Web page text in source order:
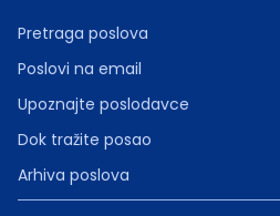
Pretraga poslova
Poslovi na email
Upoznajte poslodavce
Dok tražite posao
Arhiva poslova